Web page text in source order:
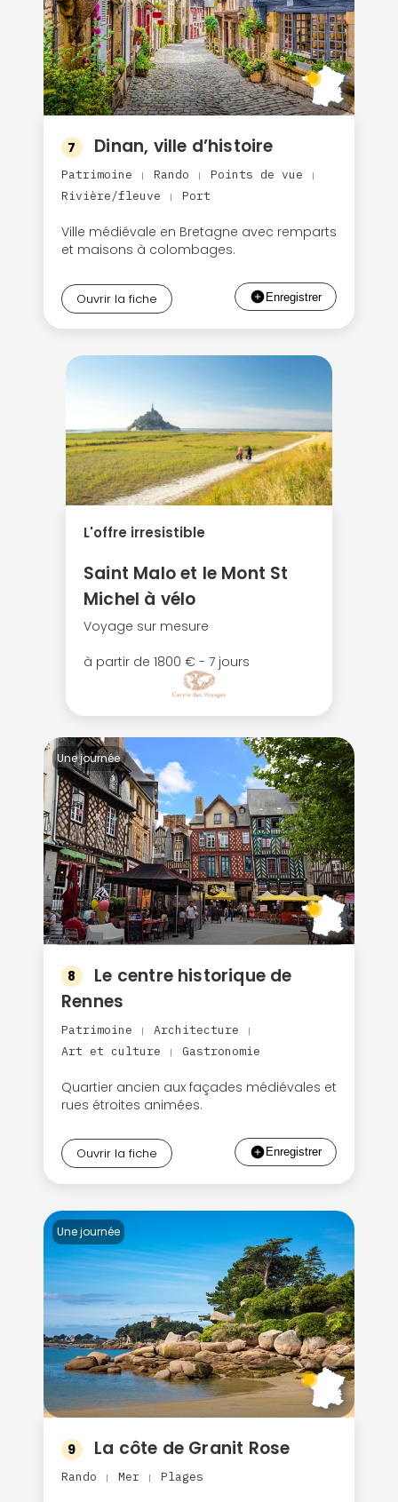
7 Dinan, ville d’histoire
Patrimoine | Rando | Points de vue |
Rivière/fleuve | Port
Ville médiévale en Bretagne avec remparts
et maisons à colombages.
Ouvrir la fiche
L'offre irresistible
Saint Malo et le Mont St
Michel à vélo
Voyage sur mesure
à partir de 1800 € - 7 jours
Une journée
8
Le centre historique de
Rennes
Patrimoine | Architecture |
Art et culture | Gastronomie
Quartier ancien aux façades médiévales et
rues étroites animées.
Ouvrir la fiche
Une journée
9 La côte de Granit Rose
Rando | Mer | Plages
Continuer avec Apple
ou connectez-vous par mail
confidentialité.